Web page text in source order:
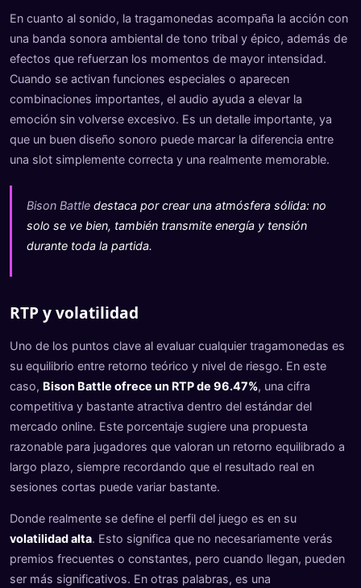
En cuanto al sonido, la tragamonedas acompaña la acción con
una banda sonora ambiental de tono tribal y épico, además de
efectos que refuerzan los momentos de mayor intensidad.
Cuando se activan funciones especiales o aparecen
combinaciones importantes, el audio ayuda a elevar la
emoción sin volverse excesivo. Es un detalle importante, ya
que un buen diseño sonoro puede marcar la diferencia entre
una slot simplemente correcta y una realmente memorable.
Bison Battle destaca por crear una atmósfera sólida: no
solo se ve bien, también transmite energía y tensión
durante toda la partida.
RTP y volatilidad
Uno de los puntos clave al evaluar cualquier tragamonedas es
su equilibrio entre retorno teórico y nivel de riesgo. En este
caso, Bison Battle ofrece un RTP de 96.47%, una cifra
competitiva y bastante atractiva dentro del estándar del
mercado online. Este porcentaje sugiere una propuesta
razonable para jugadores que valoran un retorno equilibrado a
largo plazo, siempre recordando que el resultado real en
sesiones cortas puede variar bastante.
Donde realmente se define el perfil del juego es en su
volatilidad alta. Esto significa que no necesariamente verás
premios frecuentes o constantes, pero cuando llegan, pueden
ser más significativos. En otras palabras, es una